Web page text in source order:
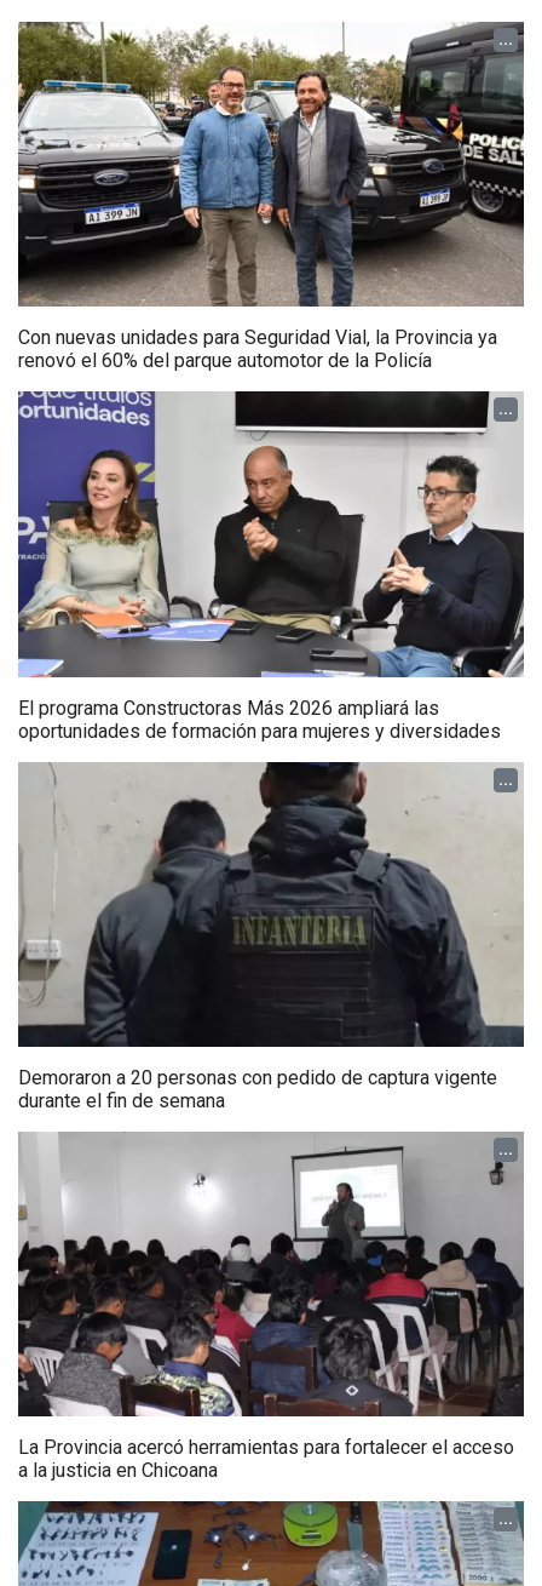
...
Con nuevas unidades para Seguridad Vial, la Provincia ya
renovó el 60% del parque automotor de la Policía
...
El programa Constructoras Más 2026 ampliará las
oportunidades de formación para mujeres y diversidades
...
Demoraron a 20 personas con pedido de captura vigente
durante el fin de semana
...
La Provincia acercó herramientas para fortalecer el acceso
a la justicia en Chicoana
...